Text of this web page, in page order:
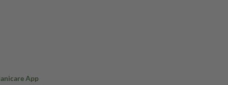
App